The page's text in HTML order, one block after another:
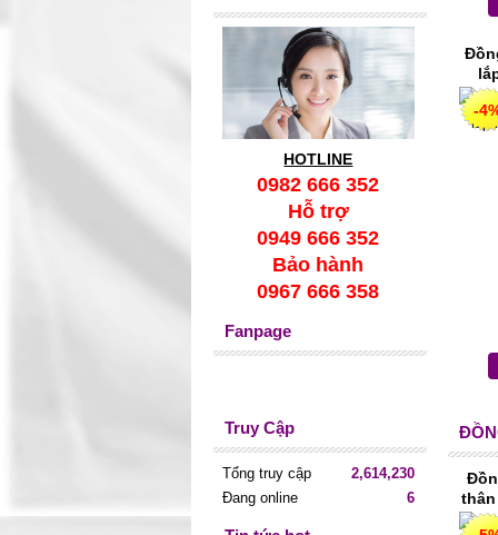
-
thân
HOTLINE
0982 666 352
Hỗ trợ
0949 666 352
Bảo hành
0967 666 358
Fanpage
Truy Cập
Tổng truy cập
2,614,230
Đang online
6